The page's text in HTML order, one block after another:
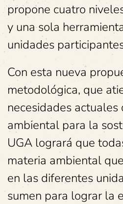
propone cuatro
y una sola
unidades
Con esta nueva
metodológica, que
necesidades
ambiental para la
UGA logrará que
materia ambiental
en las diferentes
sumen para lograr la